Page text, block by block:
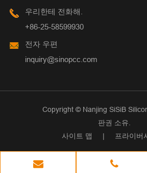
우리한테 전화해.
+86-25-58599930
전자 우편
inquiry@sinopcc.com
Copyright © Nanjing SiSiB
판권 소유.
사이트 맵
| 프라이버